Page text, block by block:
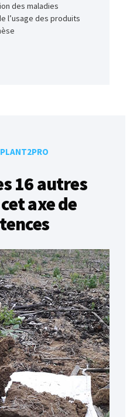
des maladies
l’usage des produits
16 autres
axe de